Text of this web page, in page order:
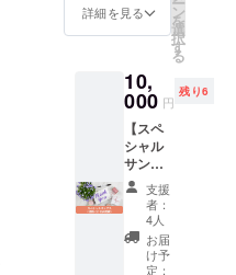
期間：
1ヶ月）
お選び
いただ
は後日
ご案
内）。
・リア
ルタイ
ム参加
が難し
い方に
はアー
カイブ
視聴も
して、
を進め
るため
のヒン
トが満
載の60
分。 あ
なたの
強み
と、食
べ痩せ
メソッ
の強み
計、
サービ
スづく
り、売
上導線
までを
一緒に
整えて
いきま
す。
「ダイ
「お腹
痩せエ
クササ
の講師
認定講
座で
す。 全
3回の実
践講座
では、
指導ス
キルだ
けでな
く“伝え
方”や“
詳細を見る ン
を
選
択
す
る
10,
000 円
残り6
【スペ
シャル
サンク
ス（書
籍にお
名前掲
載）】
本書の
巻末
支援
者：
4人
お届
け予
定：